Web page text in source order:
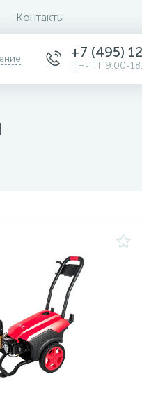
Контакты
+7 (495)
ПН-ПТ 9:00-